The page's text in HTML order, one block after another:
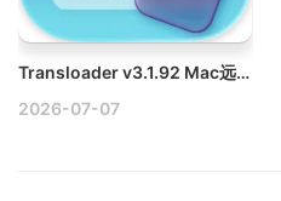
Transloader v3.1.92 Mac远程管理下载任务破解版
2026-07-07